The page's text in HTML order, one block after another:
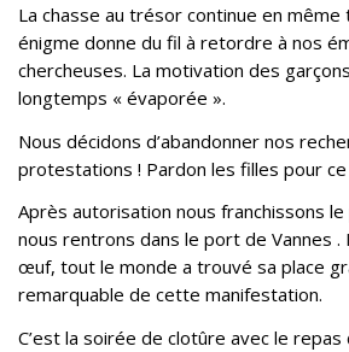
La chasse au trésor continue en
énigme donne du fil à retordre à nos
chercheuses. La motivation des
longtemps « évaporée ».
Nous décidons d’abandonner nos
protestations ! Pardon les filles pour ce
Après autorisation nous franchissons
nous rentrons dans le port de Vannes .
œuf, tout le monde a trouvé sa place
remarquable de cette manifestation.
C’est la soirée de clotûre avec le